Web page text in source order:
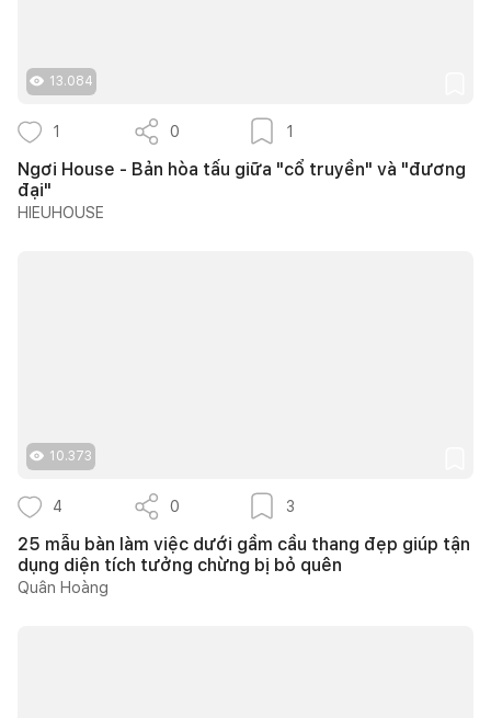
13.084
1 0 1
Ngơi House - Bản hòa tấu giữa "cổ truyền" và "đương
đại"
HIEUHOUSE
10.373
4 0 3
25 mẫu bàn làm việc dưới gầm cầu thang đẹp giúp tận
dụng diện tích tưởng chừng bị bỏ quên
Quân Hoàng